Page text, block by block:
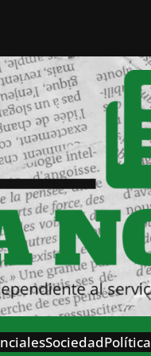
SociedadPolítica